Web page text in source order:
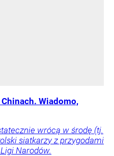
Wiadomo,
wrócą w środę (tj.
siatkarzy z przygodami
Narodów.